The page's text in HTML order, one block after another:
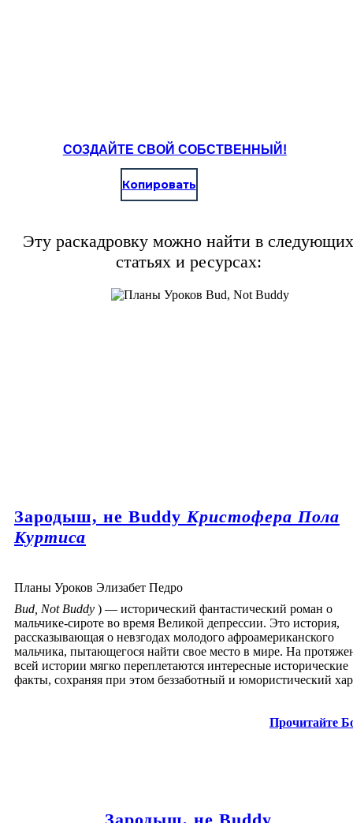
СОЗДАЙТЕ СВОЙ СОБСТВЕННЫЙ!
Копировать
Эту раскадровку можно найти в следующих
статьях и ресурсах:
Зародыш, не Buddy Кристофера Пола
Куртиса
Планы Уроков Элизабет Педро
Bud, Not Buddy ) — исторический фантастический роман о
мальчике-сироте во время Великой депрессии. Это история,
рассказывающая о невзгодах молодого афроамериканского
мальчика, пытающегося найти свое место в мире. На
всей истории мягко переплетаются интересные исторические
факты, сохраняя при этом беззаботный и юмористический
Прочитайте